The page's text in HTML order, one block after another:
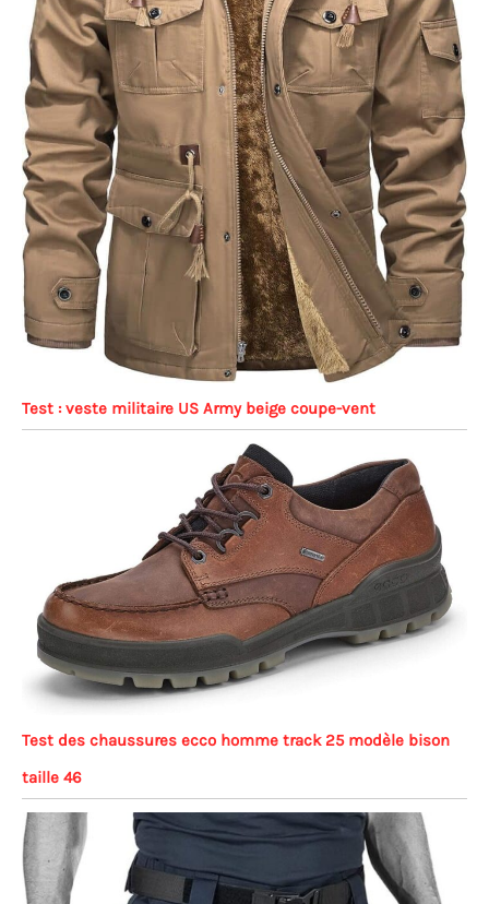
Test : veste militaire US Army beige coupe-vent
Test des chaussures ecco homme track 25 modèle bison
taille 46